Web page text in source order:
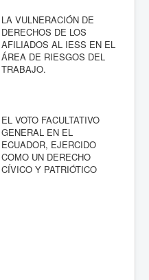
LA VULNERACIÓN DE
DERECHOS DE LOS
AFILIADOS AL IESS EN EL
ÁREA DE RIESGOS DEL
TRABAJO.
EL VOTO FACULTATIVO
GENERAL EN EL
ECUADOR, EJERCIDO
COMO UN DERECHO
CÍVICO Y PATRIÓTICO